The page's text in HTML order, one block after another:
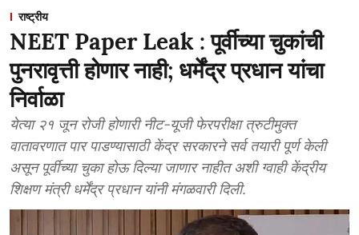
राष्ट्रीय
NEET Paper Leak : पूर्वीच्या चुकांची
पुनरावृत्ती होणार नाही; धर्मेंद्र प्रधान यांचा
निर्वाळा
येत्या २१ जून रोजी होणारी नीट-यूजी फेरपरीक्षा त्रुटीमुक्त
वातावरणात पार पाडण्यासाठी केंद्र सरकारने सर्व तयारी पूर्ण केली
असून पूर्वीच्या चुका होऊ दिल्या जाणार नाहीत अशी ग्वाही केंद्रीय
शिक्षण मंत्री धर्मेंद्र प्रधान यांनी मंगळवारी दिली.